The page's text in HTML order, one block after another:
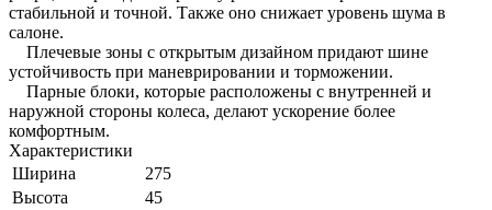
стабильной и точной. Также оно снижает уровень шума в
салоне.
Плечевые зоны с открытым дизайном придают шине
устойчивость при маневрировании и торможении.
Парные блоки, которые расположены с внутренней и
наружной стороны колеса, делают ускорение более
комфортным.
Характеристики
Ширина
275
Высота
45